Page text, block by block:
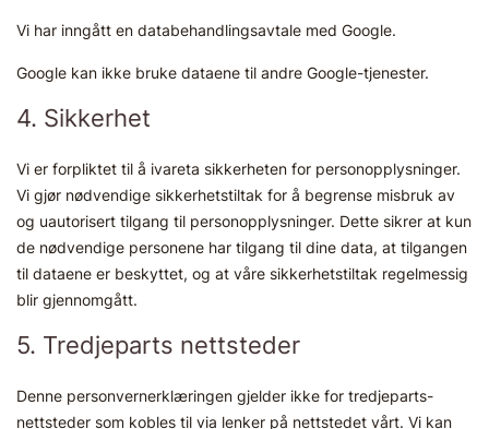
Vi har inngått en databehandlingsavtale med Google.
Google kan ikke bruke dataene til andre Google-tjenester.
4. Sikkerhet
Vi er forpliktet til å ivareta sikkerheten for personopplysninger.
Vi gjør nødvendige sikkerhetstiltak for å begrense misbruk av
og uautorisert tilgang til personopplysninger. Dette sikrer at kun
de nødvendige personene har tilgang til dine data, at tilgangen
til dataene er beskyttet, og at våre sikkerhetstiltak regelmessig
blir gjennomgått.
5. Tredjeparts nettsteder
Denne personvernerklæringen gjelder ikke for tredjeparts-
nettsteder som kobles til via lenker på nettstedet vårt. Vi kan